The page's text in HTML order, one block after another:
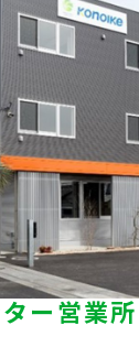
ー営業所